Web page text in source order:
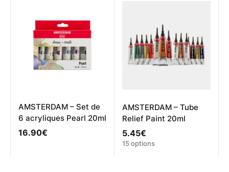
AMSTERDAM – Set de
6 acryliques Pearl 20ml
16.90€
AMSTERDAM – Tube
Relief Paint 20ml
5.45€
Ce
15 options